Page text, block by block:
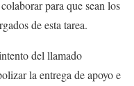
para que sean los
de esta tarea.
del llamado
la entrega de apoyo e